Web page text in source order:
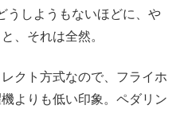
うしようもないほどに、や
、それは全然。
クト方式なので、フライホ
よりも低い印象。ペダリン